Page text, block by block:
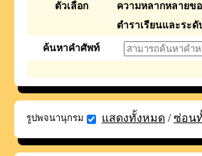
ตัวเลือก ความหลากหลายขอ
ตำราเรียนและระดั
ค้นหาคำศัพท์
รูปพจนานุกรม แสดงทั้งหมด /ซ่อน